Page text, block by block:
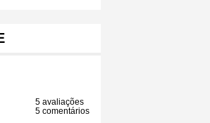
5 avaliações
5 comentários